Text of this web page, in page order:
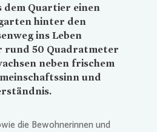
Quartier einen
hinter den
ins Leben
rund 50 Quadratmeter
neben frischem
und
die Bewohnerinnen und